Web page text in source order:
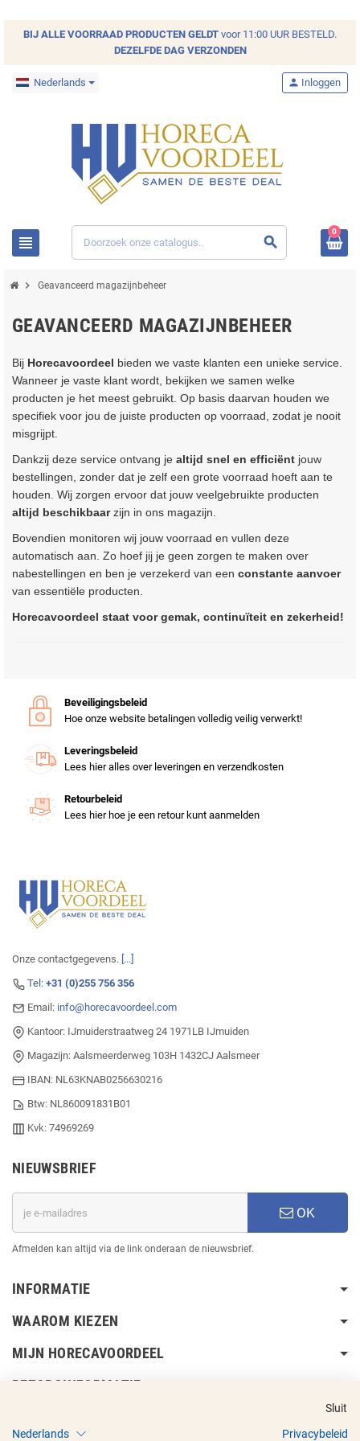
BIJ ALLE VOORRAAD PRODUCTEN GELDT voor 11:00 UUR BESTELD.
DEZELFDE DAG VERZONDEN
Nederlands
view_headline search
person Inloggen
0
chevron_right Geavanceerd magazijnbeheer
GEAVANCEERD MAGAZIJNBEHEER
Bij Horecavoordeel bieden we vaste klanten een unieke service.
Wanneer je vaste klant wordt, bekijken we samen welke
producten je het meest gebruikt. Op basis daarvan houden we
specifiek voor jou de juiste producten op voorraad, zodat je nooit
misgrijpt.
Dankzij deze service ontvang je altijd snel en efficiënt jouw
bestellingen, zonder dat je zelf een grote voorraad hoeft aan te
houden. Wij zorgen ervoor dat jouw veelgebruikte producten
altijd beschikbaarzijn in ons magazijn.
Bovendien monitoren wij jouw voorraad en vullen deze
automatisch aan. Zo hoef jij je geen zorgen te maken over
nabestellingen en ben je verzekerd van een constante aanvoer
van essentiële producten.
Horecavoordeel staat voor gemak, continuïteit en zekerheid!
Beveiligingsbeleid
Hoe onze website betalingen volledig veilig verwerkt!
Leveringsbeleid
Lees hier alles over leveringen en verzendkosten
Retourbeleid
Lees hier hoe je een retour kunt aanmelden
Onze contactgegevens. [...]
Tel: +31 (0)255 756 356
Email: info@horecavoordeel.com
Kantoor: IJmuiderstraatweg 24 1971LB IJmuiden
Magazijn: Aalsmeerderweg 103H 1432CJ Aalsmeer
IBAN: NL63KNAB0256630216
Btw: NL860091831B01
Kvk: 74969269
NIEUWSBRIEF
OK
Afmelden kan altijd via de link onderaan de nieuwsbrief.
INFORMATIE
WAAROM KIEZEN
MIJN HORECAVOORDEEL
BEZORGINFORMATIE
Sluit
Nederlands
Privacybeleid